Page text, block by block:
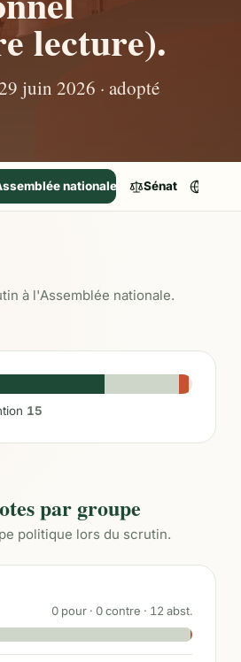
lecture).
juin 2026 · adopté
nationale Sénat
à l'Assemblée nationale.
15
par groupe
politique lors du scrutin.
0 pour · 0contre · 12 abst.